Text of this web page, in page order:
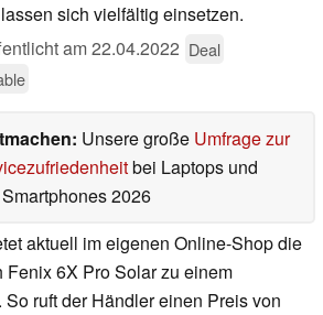
sich vielfältig einsetzen.
am22.04.2022 Deal
Unsere große Umfrage zur
bei Laptops und
Smartphones 2026
aktuell im eigenen Online-Shop die
Fenix 6X Pro Solar zu einem
ruft der Händler einen Preis von